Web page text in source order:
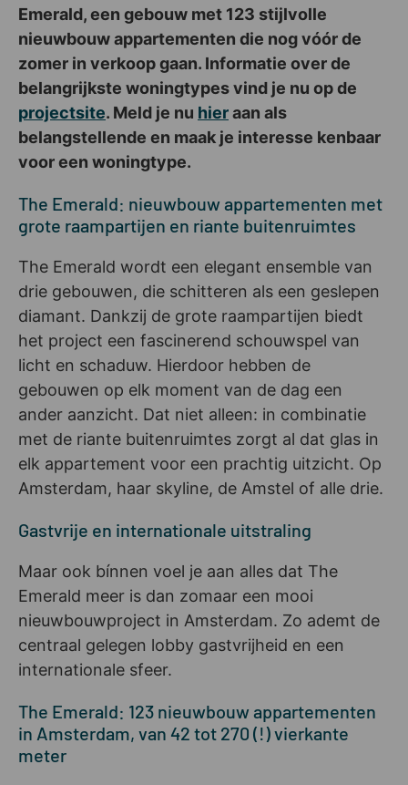
Emerald, een gebouw met 123 stijlvolle
nieuwbouw appartementen die nog vóór de
zomer in verkoop gaan. Informatie over de
belangrijkste woningtypes vind je nu op de
projectsite. Meld je nu hieraan als
belangstellende en maak je interesse kenbaar
voor een woningtype.
The Emerald: nieuwbouw appartementen met
grote raampartijen en riante buitenruimtes
The Emerald wordt een elegant ensemble van
drie gebouwen, die schitteren als een geslepen
diamant. Dankzij de grote raampartijen biedt
het project een fascinerend schouwspel van
licht en schaduw. Hierdoor hebben de
gebouwen op elk moment van de dag een
ander aanzicht. Dat niet alleen: in combinatie
met de riante buitenruimtes zorgt al dat glas in
elk appartement voor een prachtig uitzicht. Op
Amsterdam, haar skyline, de Amstel of alle drie.
Gastvrije en internationale uitstraling
Maar ook bínnen voel je aan alles dat The
Emerald meer is dan zomaar een mooi
nieuwbouwproject in Amsterdam. Zo ademt de
centraal gelegen lobby gastvrijheid en een
internationale sfeer.
The Emerald: 123 nieuwbouw appartementen
in Amsterdam, van 42 tot 270 (!) vierkante
meter